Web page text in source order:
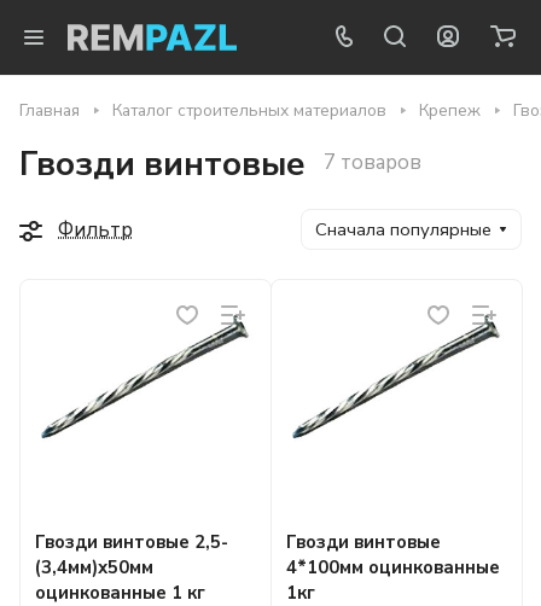
Главная Каталог строительных материалов Крепеж
Гвозди винтовые 7 товаров
Фильтр Сначала популярные
Гвозди винтовые 2,5-
(3,4мм)х50мм
оцинкованные 1 кг
Гвозди винтовые
4*100мм оцинкованные
1кг